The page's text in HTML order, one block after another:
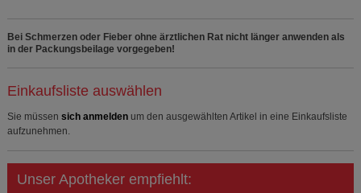
Bei Schmerzen oder Fieber ohne ärztlichen Rat nicht länger anwenden als
in der Packungsbeilage vorgegeben!
Einkaufsliste auswählen
Sie müssen sich anmelden um den ausgewählten Artikel in eine Einkaufsliste
aufzunehmen.
Unser Apotheker empfiehlt: